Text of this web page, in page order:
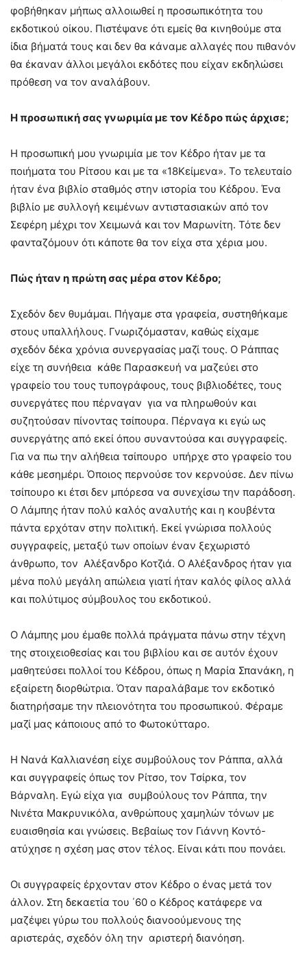
φοβήθηκαν μήπως αλλοιωθεί η προσωπικότητα του
εκδοτικού οίκου. Πιστέψανε ότι εμείς θα κινηθούμε στα
ίδια βήματά τους και δεν θα κάναμε αλλαγές που πιθανόν
θα έκαναν άλλοι μεγάλοι εκδότες που είχαν εκδηλώσει
πρόθεση να τον αναλάβουν.
Η προσωπική σας γνωριμία με τον Κέδρο πώς άρχισε;
Η προσωπική μου γνωριμία με τον Κέδρο ήταν με τα
ποιήματα του Ρίτσου και με τα «18Κείμενα». Το τελευταίο
ήταν ένα βιβλίο σταθμός στην ιστορία του Κέδρου. Ένα
βιβλίο με συλλογή κειμένων αντιστασιακών από τον
Σεφέρη μέχρι τον Χειμωνά και τον Μαρωνίτη. Τότε δεν
φανταζόμουν ότι κάποτε θα τον είχα στα χέρια μου.
Πώς ήταν η πρώτη σας μέρα στον Κέδρο;
Σχεδόν δεν θυμάμαι. Πήγαμε στα γραφεία, συστηθήκαμε
στους υπαλλήλους. Γνωριζόμασταν, καθώς είχαμε
σχεδόν δέκα χρόνια συνεργασίας μαζί τους. Ο Ράππας
είχε τη συνήθεια κάθε Παρασκευή να μαζεύει στο
γραφείο του τους τυπογράφους, τους βιβλιοδέτες, τους
συνεργάτες που πέρναγαν για να πληρωθούν και
συζητούσαν πίνοντας τσίπουρα. Πέρναγα κι εγώ ως
συνεργάτης από εκεί όπου συναντούσα και συγγραφείς.
Για να πω την αλήθεια τσίπουρο υπήρχε στο γραφείο του
κάθε μεσημέρι. Όποιος περνούσε τον κερνούσε. Δεν πίνω
τσίπουρο κι έτσι δεν μπόρεσα να συνεχίσω την παράδοση.
Ο Λάμπης ήταν πολύ καλός αναλυτής και η κουβέντα
πάντα ερχόταν στην πολιτική. Εκεί γνώρισα πολλούς
συγγραφείς, μεταξύ των οποίων έναν ξεχωριστό
άνθρωπο, τον Αλέξανδρο Κοτζιά. Ο Αλέξανδρος ήταν για
μένα πολύ μεγάλη απώλεια γιατί ήταν καλός φίλος αλλά
και πολύτιμος σύμβουλος του εκδοτικού.
Ο Λάμπης μου έμαθε πολλά πράγματα πάνω στην τέχνη
της στοιχειοθεσίας και του βιβλίου και σε αυτόν έχουν
μαθητεύσει πολλοί του Κέδρου, όπως η Μαρία Σπανάκη, η
εξαίρετη διορθώτρια. Όταν παραλάβαμε τον εκδοτικό
διατηρήσαμε την πλειονότητα του προσωπικού. Φέραμε
μαζί μας κάποιους από το Φωτοκύτταρο.
Η Νανά Καλλιανέση είχε συμβούλους τον Ράππα, αλλά
και συγγραφείς όπως τον Ρίτσο, τον Τσίρκα, τον
Βάρναλη. Εγώ είχα για συμβούλους τον Ράππα, την
Νινέτα Μακρυνικόλα, ανθρώπους χαμηλών τόνων με
ευαισθησία και γνώσεις. Βεβαίως τον Γιάννη Κοντό-
ατύχησε η σχέση μας στον τέλος. Είναι κάτι που πονάει.
Οι συγγραφείς έρχονταν στον Κέδρο ο ένας μετά τον
άλλον. Στη δεκαετία του ΄60 ο Κέδρος κατάφερε να
μαζέψει γύρω του πολλούς διανοούμενους της
αριστεράς, σχεδόν όλη την αριστερή διανόηση.